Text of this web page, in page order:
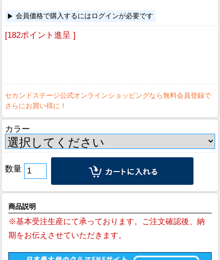
会員価格で購入するにはログインが必要です
[182ポイント進呈 ]
カラー
数量
商品説明
※基本受注生産にて承っております。ご注文確認後、納
期をお伝えさせていただきます。